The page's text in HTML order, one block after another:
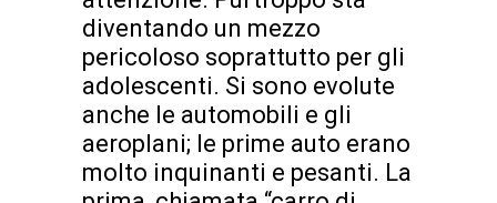
diventando un mezzo
pericoloso soprattutto per gli
adolescenti. Si sono evolute
anche le automobili e gli
aeroplani; le prime auto erano
molto inquinanti e pesanti. La